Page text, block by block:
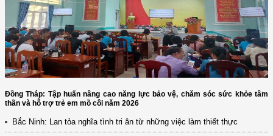
Đồng Tháp: Tập huấn nâng cao năng lực bảo vệ, chăm sóc sức khỏe tâm
thần và hỗ trợ trẻ em mồ côi năm 2026
Bắc Ninh: Lan tỏa nghĩa tình tri ân từ những việc làm thiết thực